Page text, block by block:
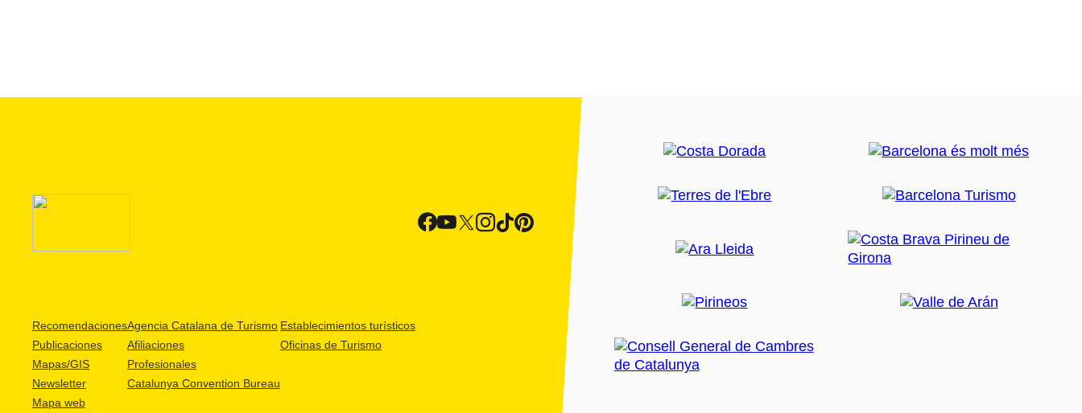
Recomendaciones
Publicaciones
Mapas/GIS
Newsletter
Mapa web
Agencia Catalana de Turismo
Afiliaciones
Profesionales
Catalunya Convention Bureau
Establecimientos turísticos
Oficinas de Turismo